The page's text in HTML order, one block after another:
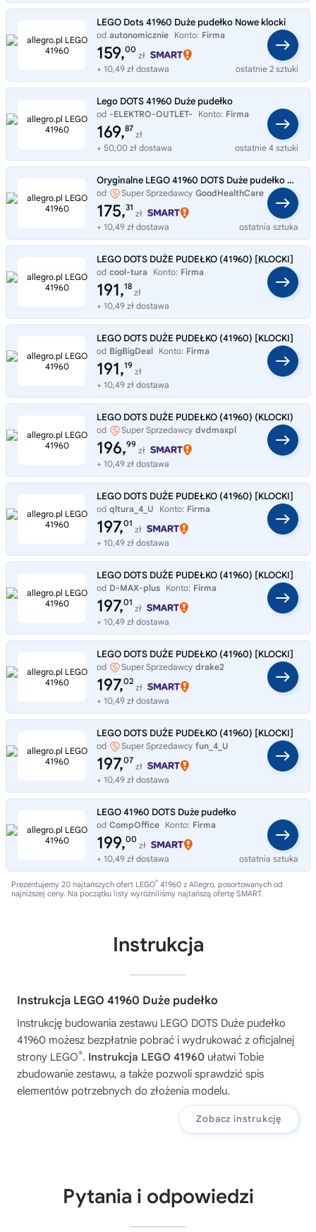
LEGO Dots 41960 Duże pudełko Nowe klocki
od autonomicznie Konto: Firma
159,00
zł
+ 10,49 zł dostawa
ostatnie 2 sztuki
Lego DOTS 41960 Duże pudełko
od -ELEKTRO-OUTLET- Konto: Firma
169,87
zł
+ 50,00 zł dostawa
ostatnie 4 sztuki
Oryginalne LEGO 41960 DOTS Duże pudełko Klocki
od Super Sprzedawcy GoodHealthCare
175,31
zł
+ 10,49 zł dostawa
ostatnia sztuka
LEGO DOTS DUŻE PUDEŁKO (41960) [KLOCKI]
od cool-tura Konto: Firma
191,18
zł
+ 10,49 zł dostawa
LEGO DOTS DUŻE PUDEŁKO (41960) [KLOCKI]
od BigBigDeal Konto: Firma
191,19
zł
+ 10,49 zł dostawa
LEGO DOTS DUŻE PUDEŁKO (41960) (KLOCKI)
od Super Sprzedawcy dvdmaxpl
196,99
zł
+ 10,49 zł dostawa
LEGO DOTS DUŻE PUDEŁKO (41960) [KLOCKI]
od qltura_4_U Konto: Firma
197,01
zł
+ 10,49 zł dostawa
LEGO DOTS DUŻE PUDEŁKO (41960) [KLOCKI]
od D-MAX-plus Konto: Firma
197,01
zł
+ 10,49 zł dostawa
LEGO DOTS DUŻE PUDEŁKO (41960) [KLOCKI]
od Super Sprzedawcy drake2
197,02
zł
+ 10,49 zł dostawa
LEGO DOTS DUŻE PUDEŁKO (41960) [KLOCKI]
od Super Sprzedawcy fun_4_U
197,07
zł
+ 10,49 zł dostawa
LEGO 41960 DOTS Duże pudełko
od CompOffice Konto: Firma
199,00
zł
+ 10,49 zł dostawa
ostatnia sztuka
Prezentujemy 20 najtańszych ofert LEGO® 41960 z Allegro, posortowanych od
najniższej ceny. Na początku listy wyróżniliśmy najtańszą ofertę SMART.
Instrukcja
Instrukcja LEGO 41960 Duże pudełko
Instrukcję budowania zestawu LEGO DOTS Duże pudełko
41960 możesz bezpłatnie pobrać i wydrukować z oficjalnej
strony LEGO®. Instrukcja LEGO 41960 ułatwi Tobie
zbudowanie zestawu, a także pozwoli sprawdzić spis
elementów potrzebnych do złożenia modelu.
Zobacz instrukcję
Pytania i odpowiedzi